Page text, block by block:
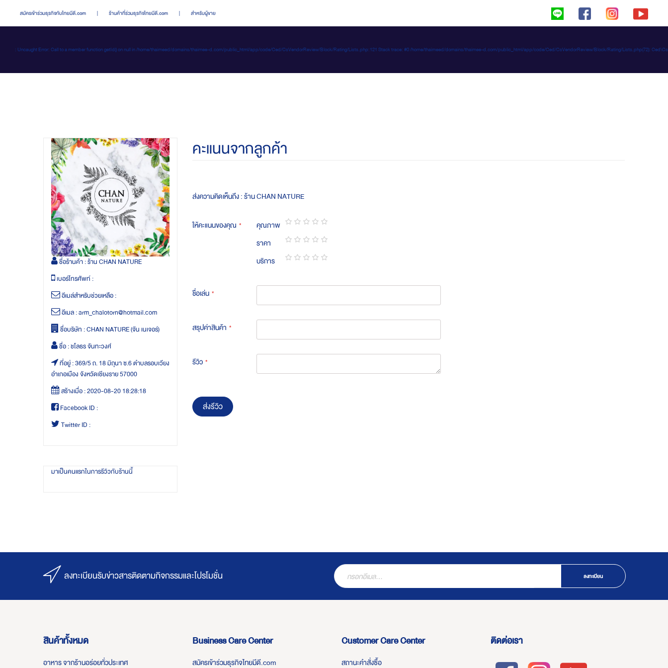
สมัครเข้าร่วมธุรกิจกับไทยมีดี.com | ร้านค้าที่ร่วมธุรกิจไทยมีดี.com | สำหรับผู้ขาย
: Uncaught Error: Call to a member function getId() on null in /home/thaimeed/domains/thaimee-d.com/public_html/app/code/Ced/CsVendorReview/Block/Rating/Lists.php:121 Stack trace: #0 /home/thaimeed/domains/thaimee-d.com/public_html/app/code/Ced/CsVendorReview/Block/Rating/Lists.php(72):
ชื่อร้านค้า :ร้าน CHAN NATURE
เบอร์โทรศัพท์ :
อีเมล์สำหรับช่วยเหลือ :
อีเมล :arm_chalotorn@hotmail.com
ชื่อบริษัท :CHAN NATURE (จัน เนเจอร์)
ชื่อ :ชโลธร จันทะวงศ์
ที่อยู่ :369/5 ถ. 18 มิถุนา ซ.6 ตำบลรอบเวียง
อำเภอเมือง จังหวัดเชียงราย 57000
สร้างเมื่อ :2020-08-20 18:28:18
Facebook ID :
Twitter ID :
มาเป็นคนแรกในการรีวิวกับร้านนี้
คะแนนจากลูกค้า
ส่งความคิดเห็นถึง : ร้าน CHAN NATURE
ให้คะแนนของคุณ คุณภาพ
1
star
2
stars
3
stars
4
stars
5
stars
ราคา
1
star
2
stars
3
stars
4
stars
5
stars
บริการ
ชื่อเล่น
สรุปค่าสินค้า
รีวิว
ส่งรีวิว
ลงทะเบียนรับข่าวสารติดตามกิจกรรมและโปรโมชั่น ลงทะเบียน
สินค้าทั้งหมด
อาหาร จากร้านอร่อยทั่วประเทศ
Business Care Center
สมัครเข้าร่วมธุรกิจไทยมีดี.com
Customer Care Center
สถานะคำสั่งซื้อ
ติดต่อเรา